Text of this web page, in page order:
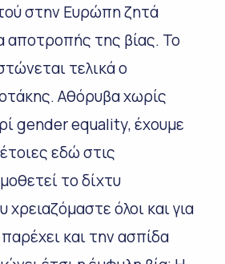
στην Ευρώπη ζητά
αποτροπής της βίας. Το
τελικά ο
Αθόρυβα χωρίς
genderequality, έχουμε
εδώ στις
το δίχτυ
όλοι και για
και την ασπίδα